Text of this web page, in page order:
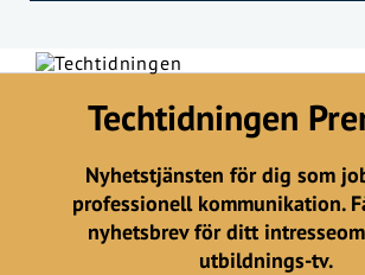
Techtidningen
Nyhetstjänsten för dig som
professionell kommunikation.
nyhetsbrev för ditt
utbildnings-tv.